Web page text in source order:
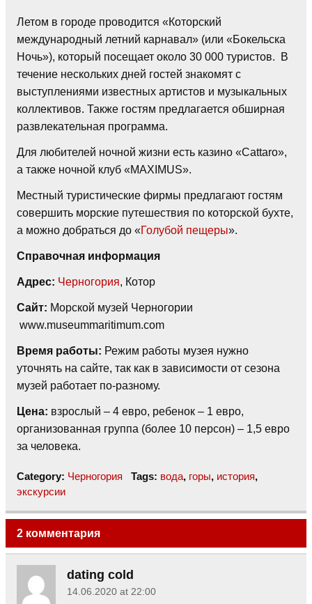
Летом в городе проводится «Которский
международный летний карнавал» (или «Бокельска
Ночь»), который посещает около 30 000 туристов. В
течение нескольких дней гостей знакомят с
выступлениями известных артистов и музыкальных
коллективов. Также гостям предлагается обширная
развлекательная программа.
Для любителей ночной жизни есть казино «Cattaro»,
а также ночной клуб «MAXIMUS».
Местный туристические фирмы предлагают гостям
совершить морские путешествия по которской бухте,
а можно добраться до «Голубой пещеры».
Справочная информация
Адрес: Черногория, Котор
Сайт: Морской музей Черногории
www.museummaritimum.com
Время работы: Режим работы музея нужно
уточнять на сайте, так как в зависимости от сезона
музей работает по-разному.
Цена: взрослый – 4 евро, ребенок – 1 евро,
организованная группа (более 10 персон) – 1,5 евро
за человека.
Category: Черногория Tags: вода, горы, история,
экскурсии
2 комментария
dating cold
14.06.2020 at 22:00